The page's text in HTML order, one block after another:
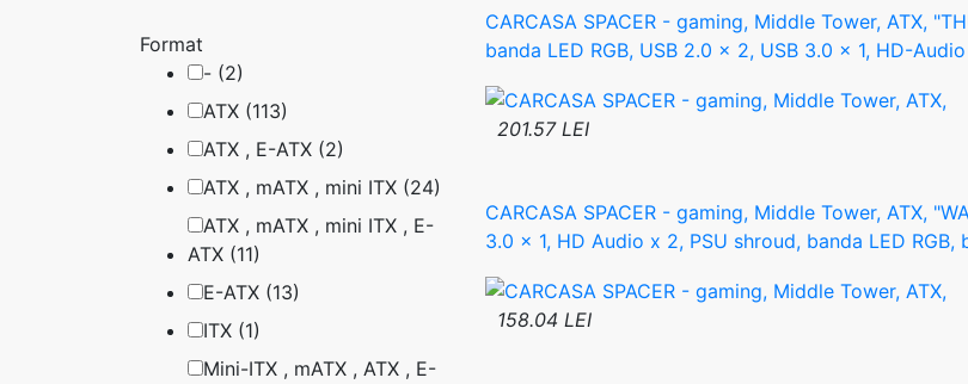
Format
- (2)
ATX (113)
ATX , E-ATX (2)
ATX , mATX , mini ITX (24)
ATX , mATX , mini ITX , E-
ATX (11)
E-ATX (13)
ITX (1)
Mini-ITX , mATX , ATX , E-
CARCASA SPACER - gaming, Middle Tower, ATX,
banda LED RGB, USB 2.0 x 2, USB 3.0 x 1, HD-
201.57 LEI
CARCASA SPACER - gaming, Middle Tower, ATX,
3.0 x 1, HD Audio x 2, PSU shroud, banda LED RGB,
158.04 LEI